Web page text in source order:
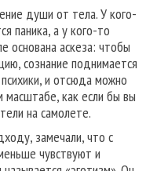
души от тела. У кого-
паника, а у кого-то
основана аскеза: чтобы
сознание поднимается
и отсюда можно
как если бы вы
на самолете.
замечали, что с
чувствуют и